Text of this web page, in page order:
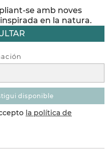
se amb noves
en la natura.
disponible
la política de